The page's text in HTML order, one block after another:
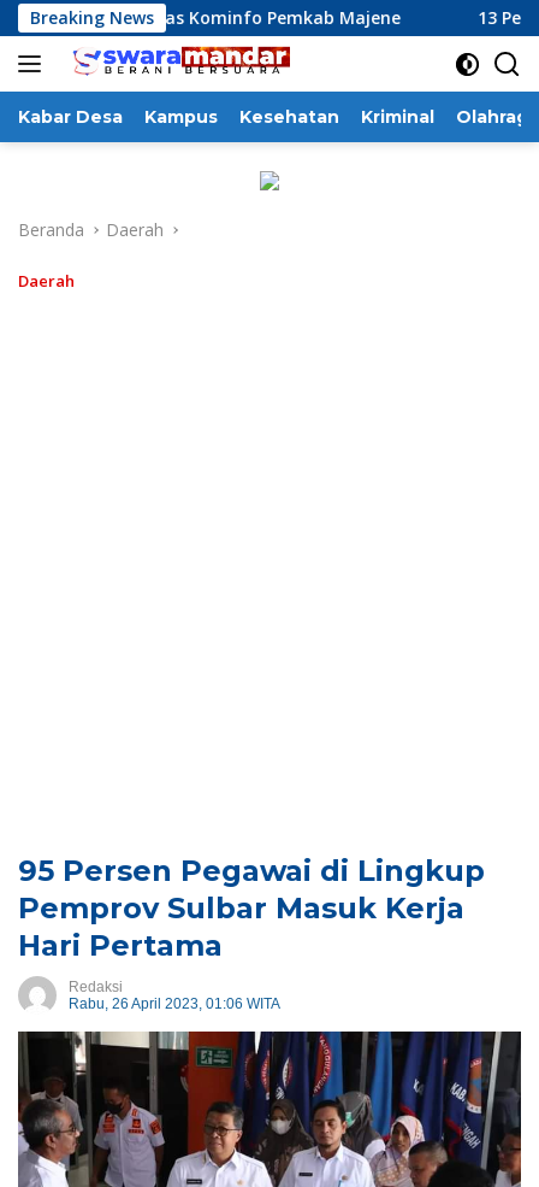
Langsung
ke
konten
Breaking News
Dinas Kominfo Pemkab Majene 13 Perusahaan
Kabar Desa Kampus Kesehatan Kriminal Olahraga
Beranda Daerah
Daerah
95 Persen Pegawai di Lingkup
Pemprov Sulbar Masuk Kerja
Hari Pertama
Redaksi
Rabu, 26 April 2023, 01:06 WITA